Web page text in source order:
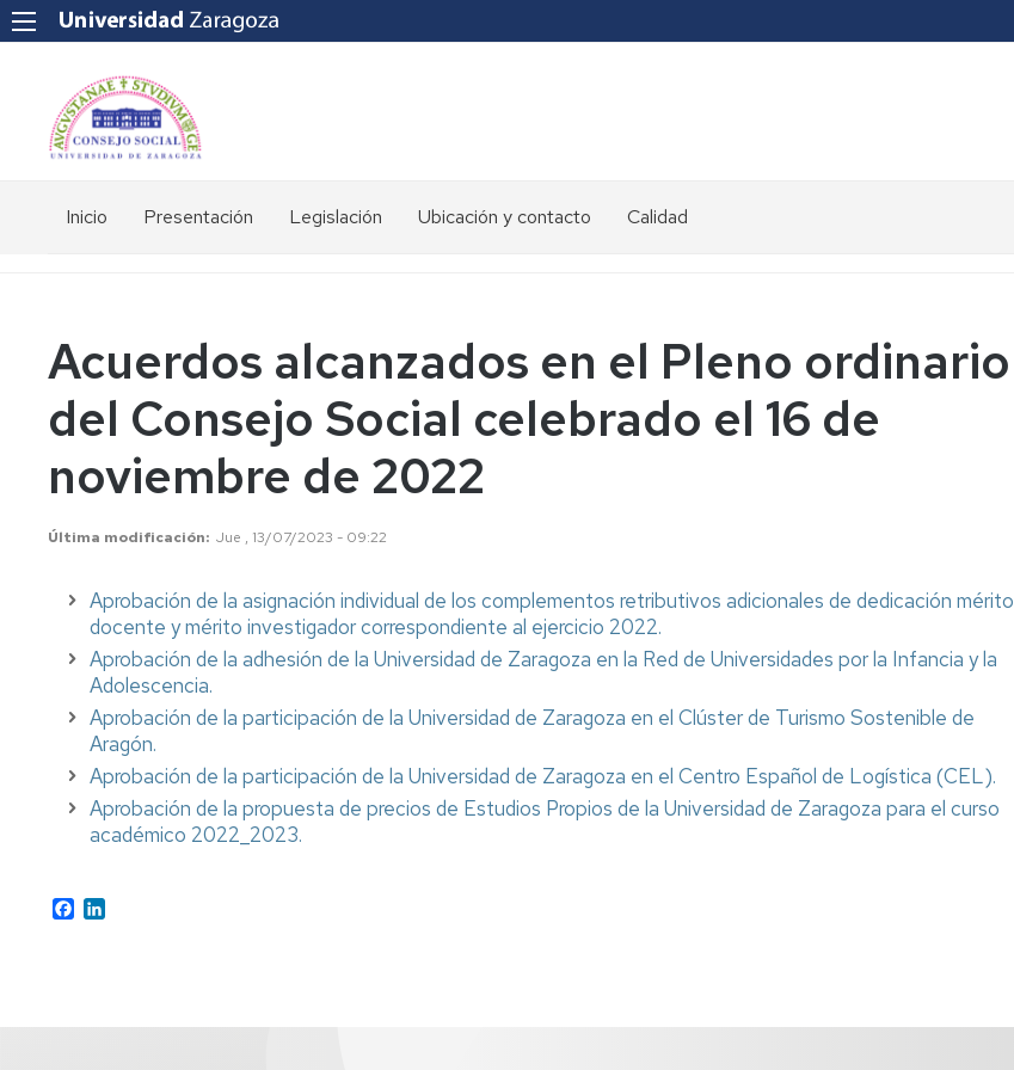
Inicio Presentación Legislación Ubicación y contacto Calidad
Acuerdos alcanzados en el Pleno ordinario
del Consejo Social celebrado el 16 de
noviembre de 2022
Última modificación Jue , 13/07/2023 - 09:22
Aprobación de la asignación individual de los complementos retributivos adicionales de dedicación mérito
docente y mérito investigador correspondiente al ejercicio 2022.
Aprobación de la adhesión de la Universidad de Zaragoza en la Red de Universidades por la Infancia y la
Adolescencia.
Aprobación de la participación de la Universidad de Zaragoza en el Clúster de Turismo Sostenible de
Aragón.
Aprobación de la participación de la Universidad de Zaragoza en el Centro Español de Logística (CEL).
Aprobación de la propuesta de precios de Estudios Propios de la Universidad de Zaragoza para el curso
académico 2022_2023.
Facebook